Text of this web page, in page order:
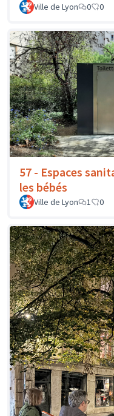
Ville de Lyon 0 0
57 - Espaces
les bébés
Ville de Lyon 1 0